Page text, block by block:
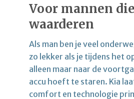
Voor mannen
waarderen
Als man ben je veel
zo lekker als je tijdens het
alleen maar naar de
accu hoeft te staren. Kia
comfort en technologie